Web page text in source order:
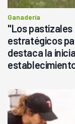
Ganadería
"Los
estratégicos
destaca la